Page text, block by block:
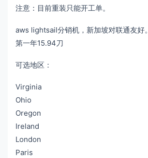
注意：目前重装只能开工单。
aws lightsail分销机，新加坡对联通友好。
第一年15.94刀
可选地区：
Virginia
Ohio
Oregon
Ireland
London
Paris